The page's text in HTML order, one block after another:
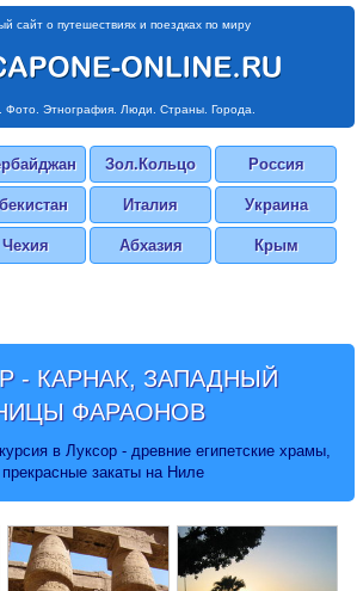
сайт о путешествиях и поездках по миру
Фото. Этнография. Люди. Страны. Города.
Зол.Кольцо Россия
Италия Украина
Чехия Абхазия Крым
- КАРНАК, ЗАПАДНЫЙ
ФАРАОНОВ
в Луксор - древние египетские храмы,
закаты на Ниле